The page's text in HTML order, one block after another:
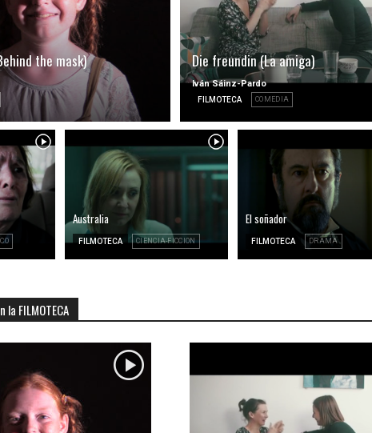
the mask) Die freundin (La amiga)
Iván Sáinz-Pardo
FILMOTECA COMEDIA
Australia
FILMOTECA CIENCIA-FICCION
El soñador
FILMOTECA DRAMA
la FILMOTECA